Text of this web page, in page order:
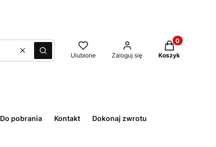
WyczyśćSzukaj Ulubione Zaloguj się
Produkty w
Koszyk
Do pobrania Kontakt Dokonaj zwrotu